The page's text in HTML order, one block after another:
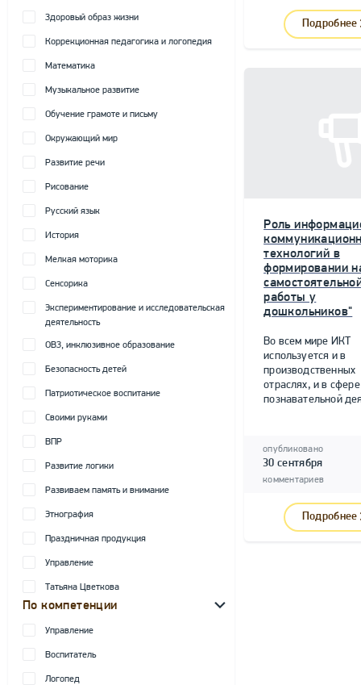
Здоровый образ жизни
Коррекционная педагогика и логопедия
Математика
Музыкальное развитие
Обучение грамоте и письму
Окружающий мир
Развитие речи
Рисование
Русский язык
История
Мелкая моторика
Сенсорика
Экспериментирование и исследовательская
деятельность
ОВЗ, инклюзивное образование
Безопасность детей
Патриотическое воспитание
Своими руками
ВПР
Развитие логики
Развиваем память и внимание
Этнография
Праздничная продукция
Управление
Татьяна Цветкова
По компетенции
Управление
Воспитатель
Логопед
Подробнее
Роль
технологий в
формировании
работы у
дошкольников"
Во всем мире ИКТ
используется и в
производственных
отраслях, и в сфере
познавательной
опубликовано
30 сентября
комментариев
Подробнее